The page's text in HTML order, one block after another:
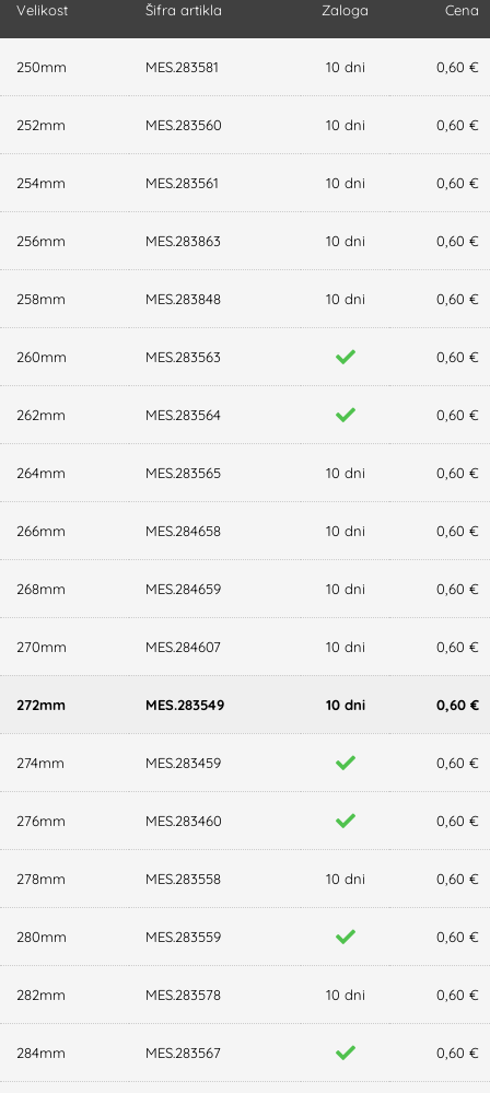
Velikost Šifra artikla Zaloga Cena
250mm MES.283581 10 dni 0,60 €
252mm MES.283560 10 dni 0,60 €
254mm MES.283561 10 dni 0,60 €
256mm MES.283863 10 dni 0,60 €
258mm MES.283848 10 dni 0,60 €
260mm MES.283563 0,60 €
262mm MES.283564 0,60 €
264mm MES.283565 10 dni 0,60 €
266mm MES.284658 10 dni 0,60 €
268mm MES.284659 10 dni 0,60 €
270mm MES.284607 10 dni 0,60 €
272mm MES.283549 10 dni 0,60 €
274mm MES.283459 0,60 €
276mm MES.283460 0,60 €
278mm MES.283558 10 dni 0,60 €
280mm MES.283559 0,60 €
282mm MES.283578 10 dni 0,60 €
284mm MES.283567 0,60 €